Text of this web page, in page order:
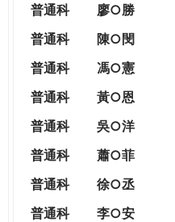
WORLD
TOMORROW
CITIZENSHIP
普通科
廖○勝
普通科
陳○閔
普通科
馮○憲
普通科
黃○恩
普通科 吳○洋
普通科
蕭○菲
普通科
徐○丞
普通科
李○安